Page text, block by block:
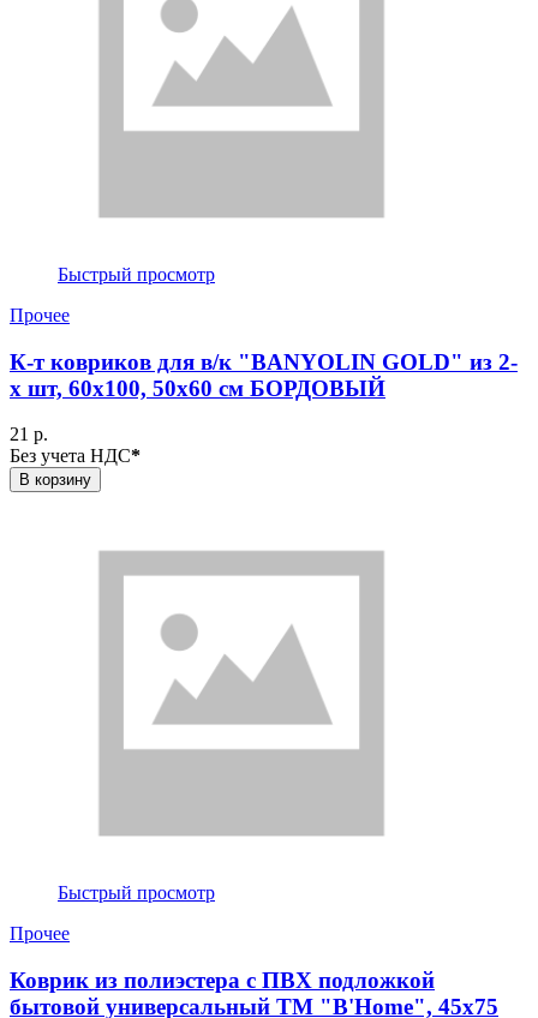
Быстрый просмотр
Прочее
К-т ковриков для в/к "BANYOLIN GOLD" из 2-
х шт, 60х100, 50х60 см БОРДОВЫЙ
21 р.
Без учета НДС*
В корзину
Быстрый просмотр
Прочее
Коврик из полиэстера с ПВХ подложкой
бытовой универсальный ТМ "B'Home", 45х75